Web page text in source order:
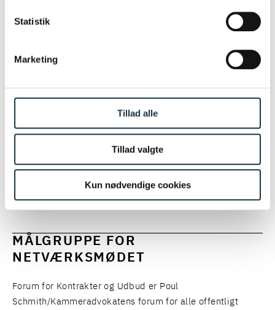
Statistik
Marketing
Tillad alle
Tillad valgte
Kun nødvendige cookies
v/Partner, advokat Milena Anguelova Krogsgaard og
• Særligt om regulering af vederlag
• Særligt om regulering af SLA
• Særligt om regulering af ophørsydelser
18.00-19.00: Netværk med en let anretning og vin
MÅLGRUPPE FOR
NETVÆRKSMØDET
Forum for Kontrakter og Udbud er Poul
Schmith/Kammeradvokatens forum for alle offentligt